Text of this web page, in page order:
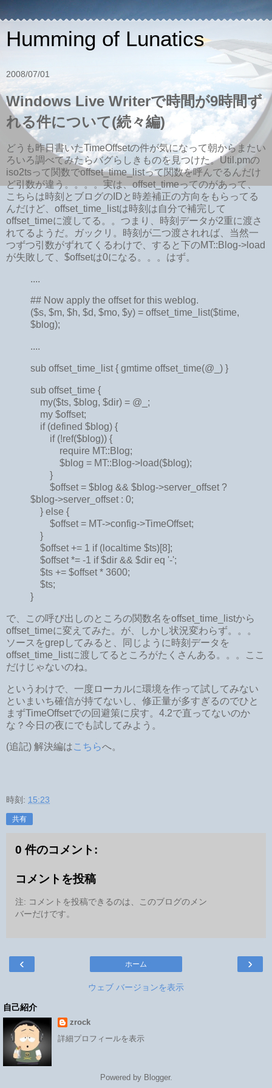
Humming of Lunatics
2008/07/01
Windows Live Writerで時間が9時間ず
れる件について(続々編)
どうも昨日書いたTimeOffsetの件が気になって朝からまたい
ろいろ調べてみたらバグらしきものを見つけた。Util.pmの
iso2tsって関数でoffset_time_listって関数を呼んでるんだけ
ど引数が違う。。。。実は、offset_timeってのがあって、
こちらは時刻とブログのIDと時差補正の方向をもらってる
んだけど、offset_time_listは時刻は自分で補完して
offset_timeに渡してる。。つまり、時刻データが2重に渡さ
れてるようだ。ガックリ。時刻が二つ渡されれば、当然一
つずつ引数がずれてくるわけで、すると下のMT::Blog->load
が失敗して、$offsetは0になる。。。はず。
....
## Now apply the offset for this weblog.
($s, $m, $h, $d, $mo, $y) = offset_time_list($time,
$blog);
....
sub offset_time_list { gmtime offset_time(@_) }
sub offset_time {
my($ts, $blog, $dir) = @_;
my $offset;
if (defined $blog) {
if (!ref($blog)) {
require MT::Blog;
$blog = MT::Blog->load($blog);
}
$offset = $blog && $blog->server_offset ?
$blog->server_offset : 0;
} else {
$offset = MT->config->TimeOffset;
}
$offset += 1 if (localtime $ts)[8];
$offset *= -1 if $dir && $dir eq '-';
$ts += $offset * 3600;
$ts;
}
で、この呼び出しのところの関数名をoffset_time_listから
offset_timeに変えてみた。が、しかし状況変わらず。。。
ソースをgrepしてみると、同じように時刻データを
offset_time_listに渡してるところがたくさんある。。。ここ
だけじゃないのね。
というわけで、一度ローカルに環境を作って試してみない
といまいち確信が持てないし、修正量が多すぎるのでひと
まずTimeOffsetでの回避策に戻す。4.2で直ってないのか
な？今日の夜にでも試してみよう。
(追記) 解決編はこちらへ。
時刻: 15:23
共有
0 件のコメント:
コメントを投稿
注: コメントを投稿できるのは、このブログのメン
バーだけです。
‹ ›
ホーム
ウェブ バージョンを表示
自己紹介
zrock
詳細プロフィールを表示
Powered by Blogger.